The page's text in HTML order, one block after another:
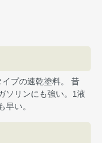
プの速乾塗料。 昔
ソリンにも強い。1液
早い。